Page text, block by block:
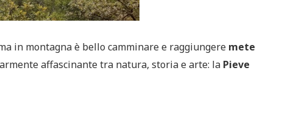
in montagna è bello camminare e raggiungere mete
affascinante tra natura, storia e arte: la Pieve